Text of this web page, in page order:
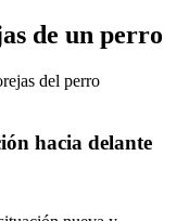
de un perro
del perro
hacia delante